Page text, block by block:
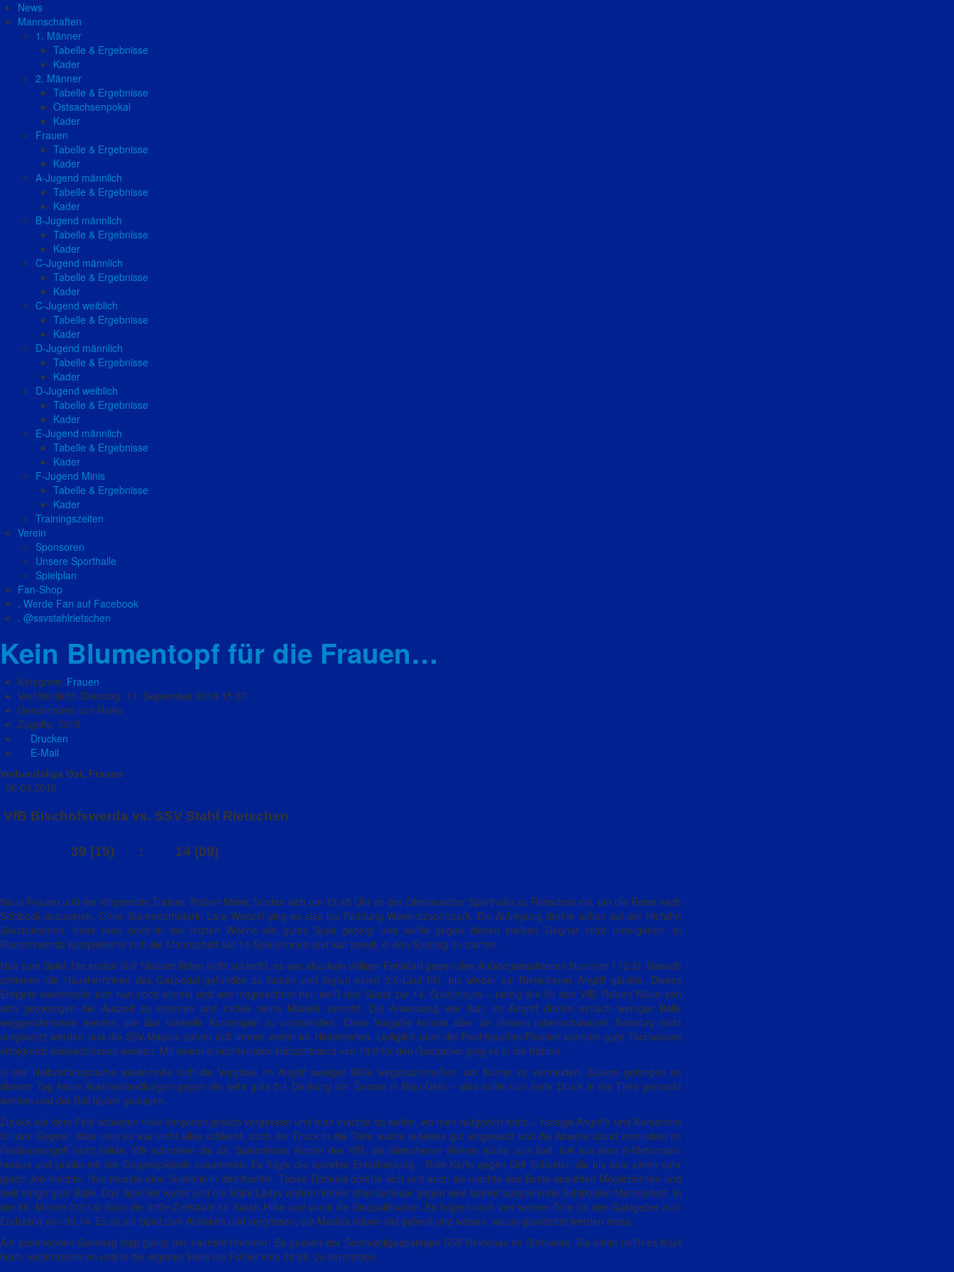
News
Mannschaften
1. Männer
Tabelle & Ergebnisse
Kader
2. Männer
Tabelle & Ergebnisse
Ostsachsenpokal
Kader
Frauen
Tabelle & Ergebnisse
Kader
A-Jugend männlich
Tabelle & Ergebnisse
Kader
B-Jugend männlich
Tabelle & Ergebnisse
Kader
C-Jugend männlich
Tabelle & Ergebnisse
Kader
C-Jugend weiblich
Tabelle & Ergebnisse
Kader
D-Jugend männlich
Tabelle & Ergebnisse
Kader
D-Jugend weiblich
Tabelle & Ergebnisse
Kader
E-Jugend männlich
Tabelle & Ergebnisse
Kader
F-Jugend Minis
Tabelle & Ergebnisse
Kader
Trainingszeiten
Verein
Sponsoren
Unsere Sporthalle
Spielplan
Fan-Shop
. Werde Fan auf Facebook
. @ssvstahlrietschen
Kein Blumentopf für die Frauen…
Kategorie: Frauen
Veröffentlicht: Dienstag, 11. September 2018 15:37
Geschrieben von Raiko
Zugriffe: 7079
Drucken
E-Mail
Verbandsliga Ost, Frauen
08.09.2018
VfB Bischofswerda vs. SSV Stahl Rietschen
39 (19) : 14 (09)
Neun Frauen und der mitgereiste Trainer, Robert Meier, fanden sich um 13:45 Uhr an der Oberlausitzer Sporthalle zu Rietschen ein, um die Reise nach
Schibock anzutreten. Ohne Stammtorhüterin Lara Wenzel ging es also los Richtung Wesenitzsportpark. Die Aufregung drohte schon auf der Hinfahrt
überzukochen, hatte man doch in der letzten Woche ein gutes Spiel gezeigt und wollte gegen diesen starken Gegner nicht untergehen. In
Bischofswerda komplettierte sich die Mannschaft auf 14 Spielerinnen und war bereit, in den Spieltag zu starten.
Nun zum Spiel: Die ersten fünf Minuten liefen nicht schlecht, es war also kein völliger Fehlstart gegen den Aufstiegsaspiranten Nummer 1 (2:2). Danach
schienen die Hausherrinnen das Gaspedal gefunden zu haben und legten einen 3:0-Lauf hin, bis wieder ein Rietschener Angriff glückte. Dieses
Ereignis wiederholte sich nun noch einmal und wer mitgerechnet hat, weiß den Stand zur 14. Spielminute – richtig 8:4 für den VfB. Robert Meier sah
sich gezwungen die Auszeit zu nehmen und rückte seine Mädels zurecht. Die Anweisung war klar, im Angriff dürfen einfach weniger Bälle
weggeschmissen werden, um das schnelle Konterspiel zu unterbinden. Diese Vorgabe konnte aber an diesem rabenschwarzen Samstag nicht
umgesetzt werden und die SSV-Mädels sahen sich immer weiter im Hintertreffen. Lediglich über die Rechtsaußen-Position konnten gute Torchancen
erfolgreich abgeschlossen werden. Mit einem ernüchternden Halbzeitstand von 19:9 für den Gastgeber ging es in die Kabine.
In der Halbzeitansprache wiederholte sich die Vorgabe, im Angriff weniger Bälle wegzuschmeißen, um Konter zu vermeiden. Zudem gelangen an
diesem Tag keine Auslösehandlungen gegen die sehr gute 5:1-Deckung der Damen in Blau-Gelb – also sollte nun mehr Druck in die Tiefe gemacht
werden und der Ball laufen gelassen.
Zurück auf dem Feld schienen viele Vorgaben jedoch vergessen und man machte da weiter, wo man aufgehört hatte – hastige Angriffe und Kontertore
für den Gegner. Aber nein es war nicht alles schlecht, auch der Druck in die Tiefe wurde teilweise gut umgesetzt und die Abwehr stand zumindest im
Positionsangriff recht solide. Wir schreiben die 42. Spielminute: Konter des VfB, die Rietschener Hüterin wollte zum Ball, trat aus dem 6-Meterraum
heraus und prallte mit der Gegenspielerin zusammen. Es folgte die korrekte Entscheidung - Rote Karte gegen Grit Schuster, die bis dato einen sehr
guten Job machte. Nun musste eine Spielerin in den Kasten. Tabea Dörwald opferte sich und auch sie machte das Beste aus ihren Möglichkeiten und
hielt einige gute Bälle. Das Spiel lief weiter und die Stahl-Ladys wahren immer chancenloser gegen eine befreit-aufspielende Schibocker-Mannschaft. In
der 56. Minute (35:14) dann die dritte Zeitstrafe für Sarah Hilke und somit die Disqualifikation. Es folgten noch vier weitere Tore für den Gastgeber zum
Endstand von 39:14. Es ist ein Spiel zum Abhaken und vergessen, die Mädels haben viel gelernt und wissen, woran gearbeitet werden muss.
Am kommenden Samstag folgt gleich der nächste Hammer: Es gastiert der Sachsenligaabsteiger SSV Heidenau im Stahlwerk. Bis dahin heißt es Kopf
hoch, weitertrainieren und in der eigenen Halle die Fehler vom 08.09. zu vermeiden.